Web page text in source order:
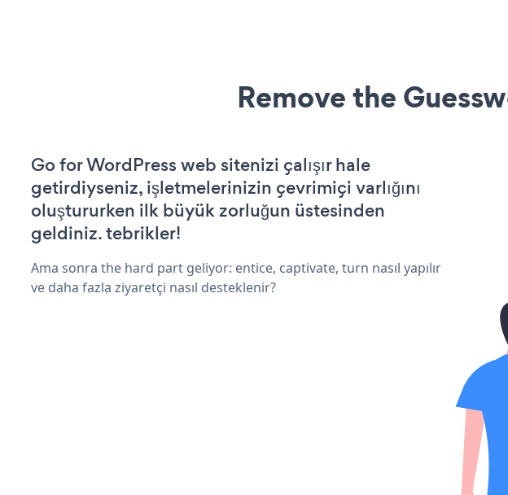
Remove the
Go for WordPress web sitenizi çalışır hale
getirdiyseniz, işletmelerinizin çevrimiçi varlığını
oluştururken ilk büyük zorluğun üstesinden
geldiniz. tebrikler!
Ama sonra the hard part geliyor: entice, captivate, turn nasıl yapılır
ve daha fazla ziyaretçi nasıl desteklenir?